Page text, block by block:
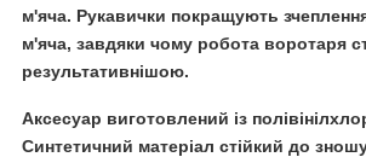
м'яча. Рукавички покращують
м'яча, завдяки чому робота воротаря
результативнішою.
Аксесуар виготовлений із
Синтетичний матеріал стійкий до